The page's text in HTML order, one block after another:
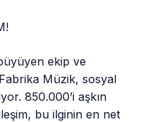
ekip ve
Müzik, sosyal
850.000’i aşkın
bu ilginin en net